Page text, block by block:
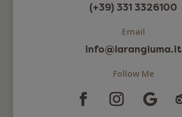
(+39) 331 3326100
Email
info@larangiuma.it
Follow Me